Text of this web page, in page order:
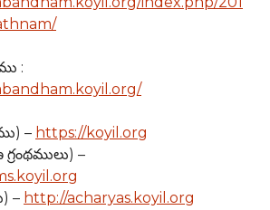
:
– https://koyil.org
–
– http://acharyas.koyil.org